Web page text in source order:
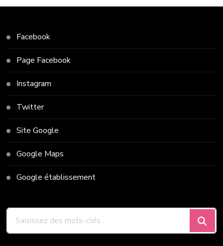
Facebook
Page Facebook
Instagram
Twitter
Site Google
Google Maps
Google établissement